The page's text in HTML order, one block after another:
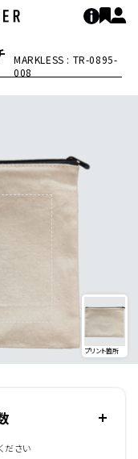
MARKLESS : TR-0895-
008
プリント箇所
ださい